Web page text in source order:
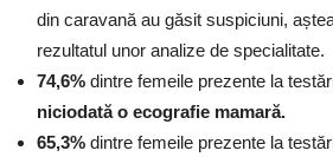
din caravană au găsit suspiciuni,
rezultatul unor analize de specialitate.
74,6% dintre femeile prezente la
niciodată o ecografie mamară.
65,3% dintre femeile prezente la